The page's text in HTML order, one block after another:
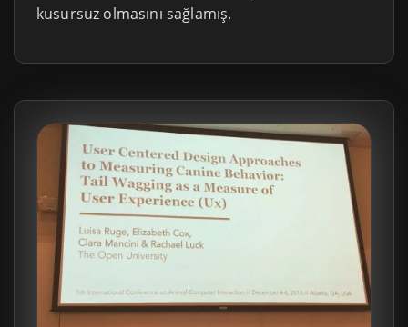
kusursuz olmasını sağlamış.